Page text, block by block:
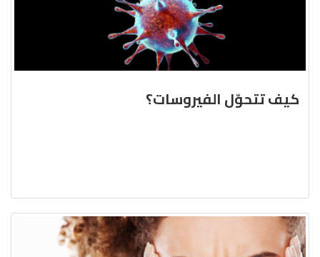
كيف تتحوّل الفيروسات؟